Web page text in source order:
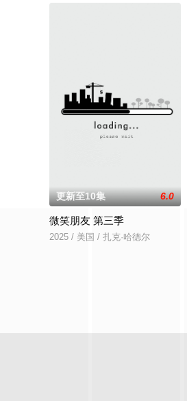
更新至10集 6.0
微笑朋友 第三季
2025 / 美国 / 扎克·哈德尔